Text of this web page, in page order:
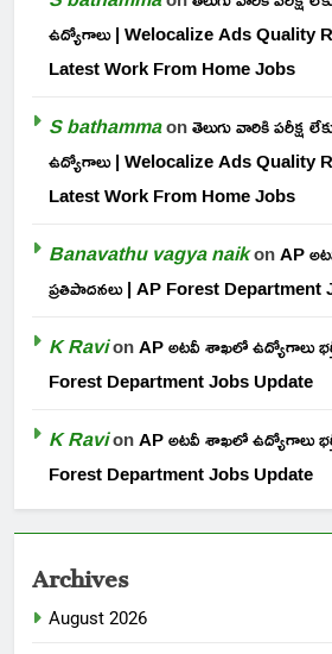
ఉద్యోగాలు | Welocalize Ads Quality
Latest Work From Home Jobs
S bathammaonతెలుగు వారికి పరీక్ష
ఉద్యోగాలు | Welocalize Ads Quality
Latest Work From Home Jobs
Banavathu vagya naikonAP
ప్రతిపాదనలు | AP Forest
K RavionAP అటవీ శాఖలో ఉద్యోగాలు
Forest Department Jobs Update
K RavionAP అటవీ శాఖలో ఉద్యోగాలు
Forest Department Jobs Update
Archives
August 2026